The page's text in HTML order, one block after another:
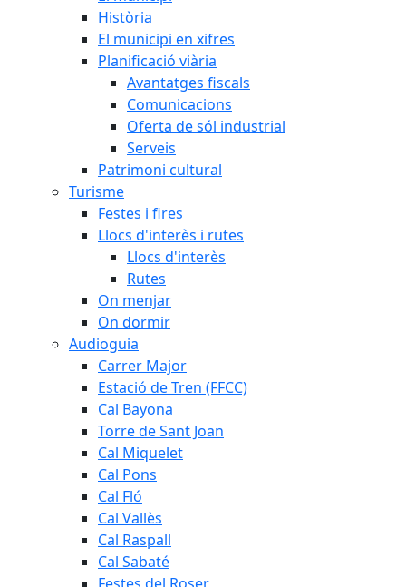
Història
El municipi en xifres
Planificació viària
Avantatges fiscals
Comunicacions
Oferta de sól industrial
Serveis
Patrimoni cultural
Turisme
Festes i fires
Llocs d'interès i rutes
Llocs d'interès
Rutes
On menjar
On dormir
Audioguia
Carrer Major
Estació de Tren (FFCC)
Cal Bayona
Torre de Sant Joan
Cal Miquelet
Cal Pons
Cal Fló
Cal Vallès
Cal Raspall
Cal Sabaté